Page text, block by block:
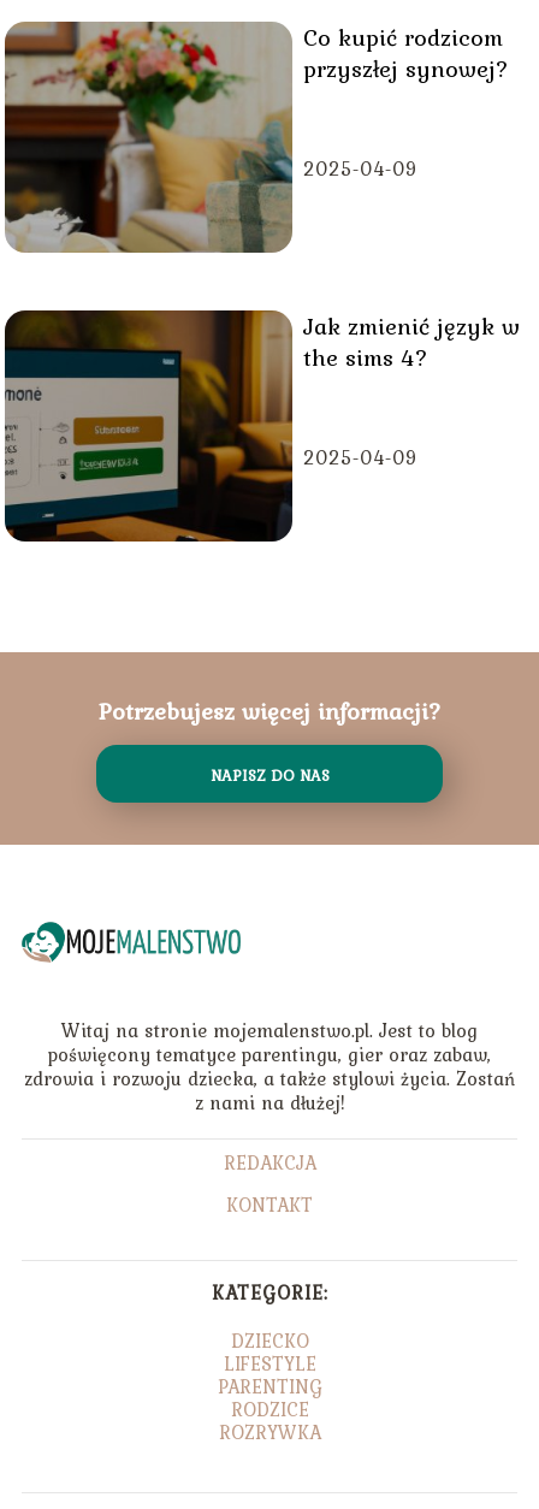
Co kupić rodzicom
przyszłej synowej?
2025-04-09
Jak zmienić język w
the sims 4?
2025-04-09
Potrzebujesz więcej informacji?
NAPISZ DO NAS
Witaj na stronie mojemalenstwo.pl. Jest to blog
poświęcony tematyce parentingu, gier oraz zabaw,
zdrowia i rozwoju dziecka, a także stylowi życia. Zostań
z nami na dłużej!
REDAKCJA
KONTAKT
KATEGORIE:
DZIECKO
LIFESTYLE
PARENTING
RODZICE
ROZRYWKA